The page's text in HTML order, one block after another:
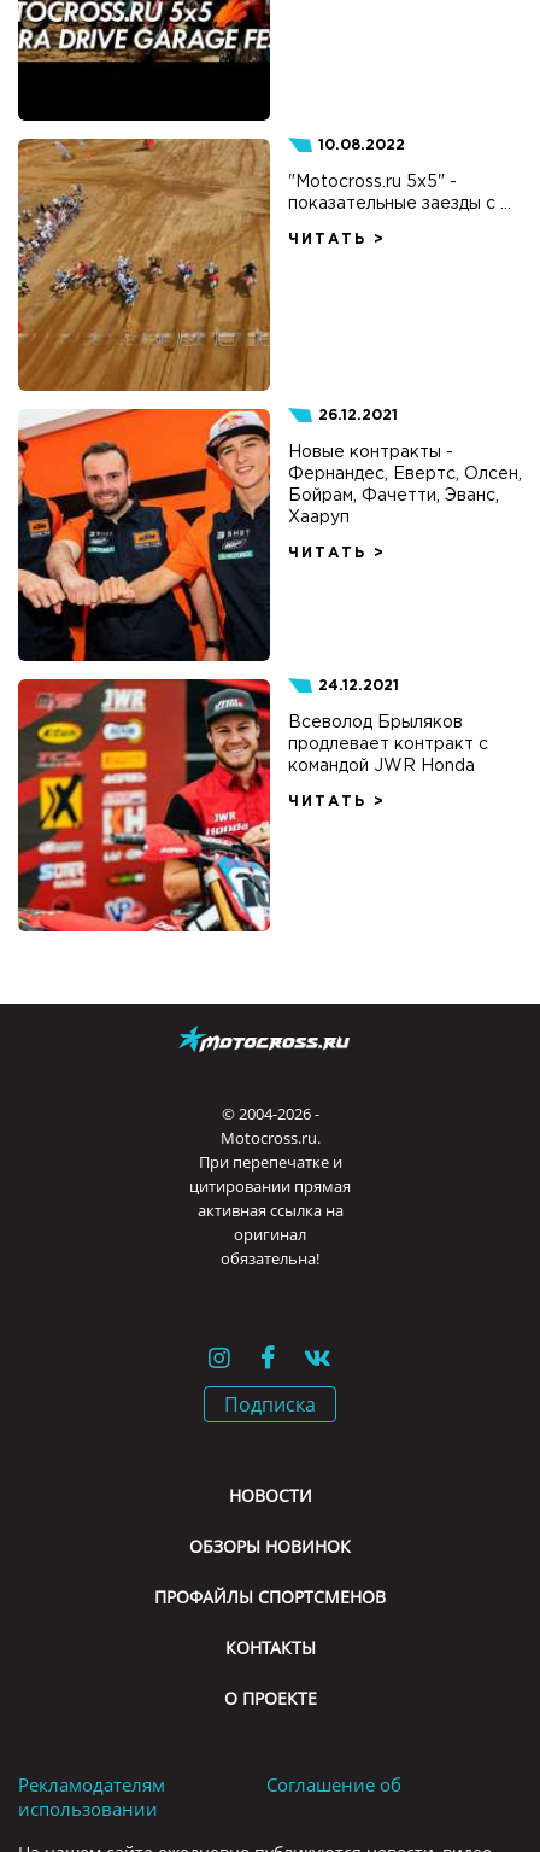
10.08.2022
"Motocross.ru 5x5" -
показательные заезды с ...
ЧИТАТЬ >
26.12.2021
Новые контракты -
Фернандес, Евертс, Олсен,
Бойрам, Фачетти, Эванс,
Хааруп
ЧИТАТЬ >
24.12.2021
Всеволод Брыляков
продлевает контракт с
командой JWR Honda
ЧИТАТЬ >
© 2004-2026 -
Motocross.ru.
При перепечатке и
цитировании прямая
активная ссылка на
оригинал
обязательна!
Подписка
НОВОСТИ
ОБЗОРЫ НОВИНОК
ПРОФАЙЛЫ СПОРТСМЕНОВ
КОНТАКТЫ
О ПРОЕКТЕ
Рекламодателям
Соглашение об
использовании